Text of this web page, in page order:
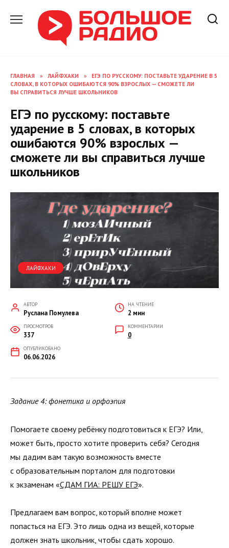
содержанию
ГЛАВНАЯ » ЛАЙФХАКИ »
ЕГЭ ПО РУССКОМУ: ПОСТАВЬТЕ УДАРЕНИЕ В 5
СЛОВАХ, В КОТОРЫХ ОШИБАЮТСЯ 90% ВЗРОСЛЫХ — СМОЖЕТЕ ЛИ
ВЫ СПРАВИТЬСЯ ЛУЧШЕ ШКОЛЬНИКОВ
ЕГЭ по русскому: поставьте
ударение в 5 словах, в которых
ошибаются 90% взрослых —
сможете ли вы справиться лучше
школьников
ЛАЙФХАКИ
АВТОР
Руслана Помулева
НА ЧТЕНИЕ
2 мин
ПРОСМОТРОВ
337
КОММЕНТАРИИ
0
ОПУБЛИКОВАНО
06.06.2026
Задание 4: фонетика и орфоэпия
Помогаете своему ребёнку подготовиться к ЕГЭ? Или,
может быть, просто хотите проверить себя? Сегодня
мы дадим вам такую возможность вместе
с образовательным порталом для подготовки
к экзаменам «СДАМ ГИА: РЕШУ ЕГЭ».
Предлагаем вам вопрос, который вполне может
попасться на ЕГЭ. Это лишь одна из вещей, которые
должен знать школьник, чтобы сдать хорошо.